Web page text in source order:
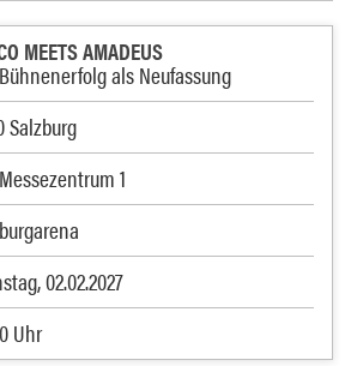
MEETS AMADEUS
als Neufassung
Salzburg
1
02.02.2027
Uhr